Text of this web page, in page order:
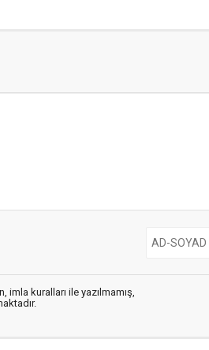
kuralları ile yazılmamış,